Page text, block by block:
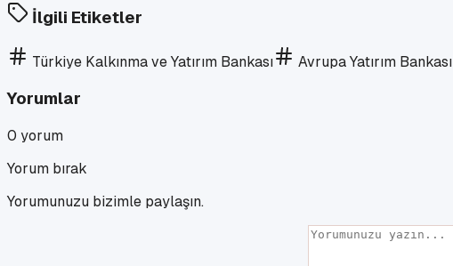
İlgili Etiketler
Türkiye Kalkınma ve Yatırım Bankası Avrupa Yatırım Bankası
Yorumlar
0 yorum
Yorum bırak
Yorumunuzu bizimle paylaşın.